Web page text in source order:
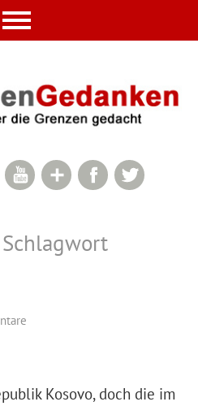
Twitter
Facebook
Google+
YouTube
Kosovo, doch die im